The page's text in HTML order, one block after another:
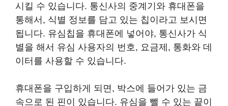
시킬 수 있습니다. 통신사의 중계기와 휴대폰을
통해서, 식별 정보를 담고 있는 칩이라고 보시면
됩니다. 유심칩을 휴대폰에 넣어야, 통신사가 식
별을 해서 유심 사용자의 번호, 요금제, 통화와 데
이터를 사용할 수 있습니다.
휴대폰을 구입하게 되면, 박스에 들어가 있는 금
속으로 된 핀이 있습니다. 유심을 뺄 수 있는 끝이